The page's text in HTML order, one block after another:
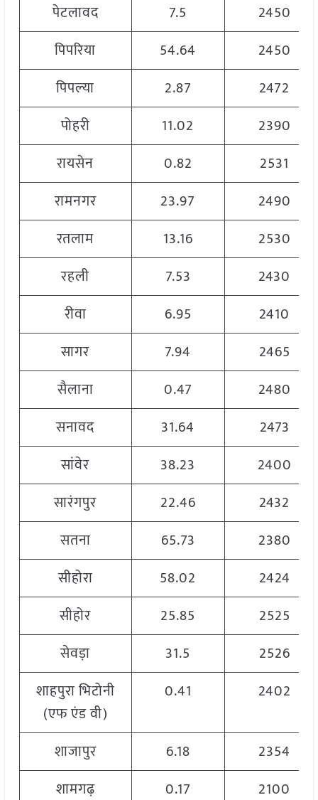
पेटलावद
7.5
2450
पिपरिया
54.64
2450
पिपल्या
2.87
2472
पोहरी
11.02
2390
रायसेन
0.82
2531
रामनगर
23.97
2490
रतलाम
13.16
2530
रहली
7.53
2430
रीवा
6.95
2410
सागर
7.94
2465
सैलाना
0.47
2480
सनावद
31.64
2473
सांवेर
38.23
2400
सारंगपुर
22.46
2432
सतना
65.73
2380
सीहोरा
58.02
2424
सीहोर
25.85
2525
सेवड़ा
31.5
2526
शाहपुरा भिटोनी
(एफ एंड वी)
0.41 2402
शाजापुर 6.18
2354
शामगढ़
0.17 2100